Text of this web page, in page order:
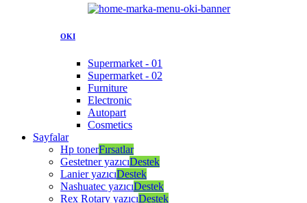
OKI
Supermarket - 01
Supermarket - 02
Furniture
Electronic
Autopart
Cosmetics
Sayfalar
Hp tonerFırsatlar
Gestetner yazıcıDestek
Lanier yazıcıDestek
Nashuatec yazıcıDestek
Rex Rotary yazıcıDestek